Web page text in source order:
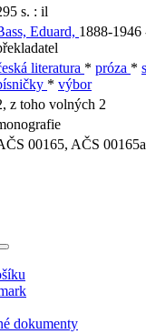
s. : il
Eduard, 1888-1946
literatura * próza *
* výbor
z toho volných 2
00165, AČS 00165a
dokumenty